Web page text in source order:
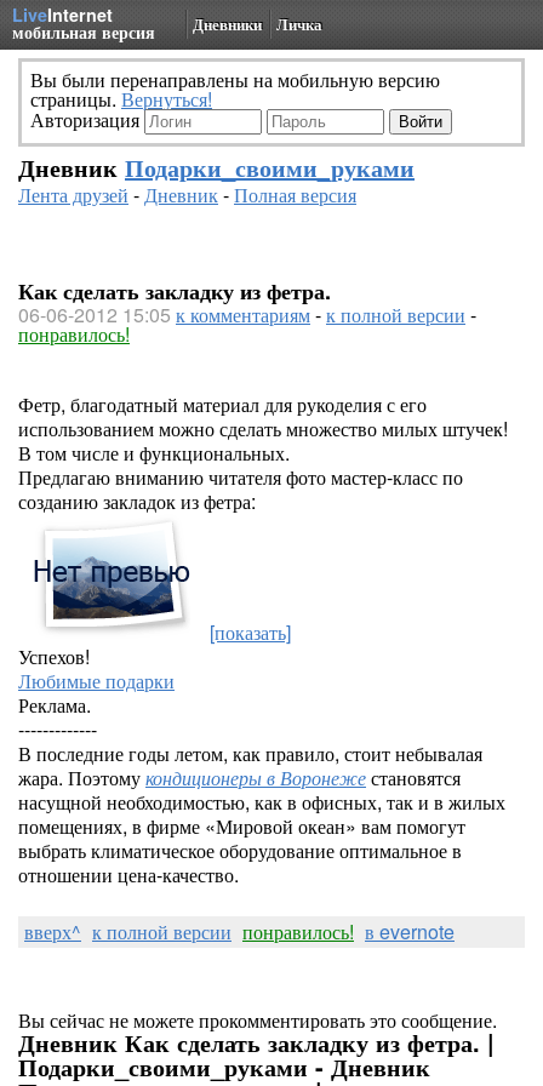
LiveInternet
мобильная версия Дневники Личка
Вы были перенаправлены на мобильную версию
страницы. Вернуться!
Авторизация
Дневник Подарки_своими_руками
Лента друзей -Дневник-Полная версия
Как сделать закладку из фетра.
06-06-2012 15:05 к комментариям-к полной версии -
понравилось!
Фетр, благодатный материал для рукоделия с его
использованием можно сделать множество милых штучек!
В том числе и функциональных.
Предлагаю вниманию читателя фото мастер-класс по
созданию закладок из фетра:
[показать]
Успехов!
Любимые подарки
Реклама.
-------------
В последние годы летом, как правило, стоит небывалая
жара. Поэтомукондиционеры в Воронежестановятся
насущной необходимостью, как в офисных, так и в жилых
помещениях, в фирме «Мировой океан» вам помогут
выбрать климатическое оборудование оптимальное в
отношении цена-качество.
вверх^ к полной версии понравилось! в evernote
Вы сейчас не можете прокомментировать это сообщение.
Дневник Как сделать закладку из фетра. |
Подарки_своими_руками - Дневник